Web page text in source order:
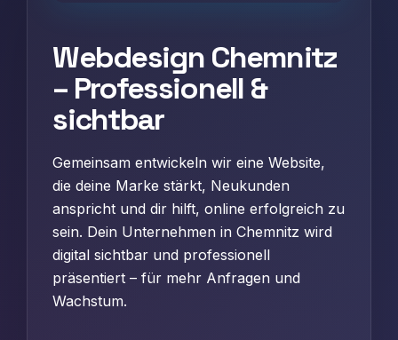
Webdesign Chemnitz
– Professionell &
sichtbar
Gemeinsam entwickeln wir eine Website,
die deine Marke stärkt, Neukunden
anspricht und dir hilft, online erfolgreich zu
sein. Dein Unternehmen in Chemnitz wird
digital sichtbar und professionell
präsentiert – für mehr Anfragen und
Wachstum.